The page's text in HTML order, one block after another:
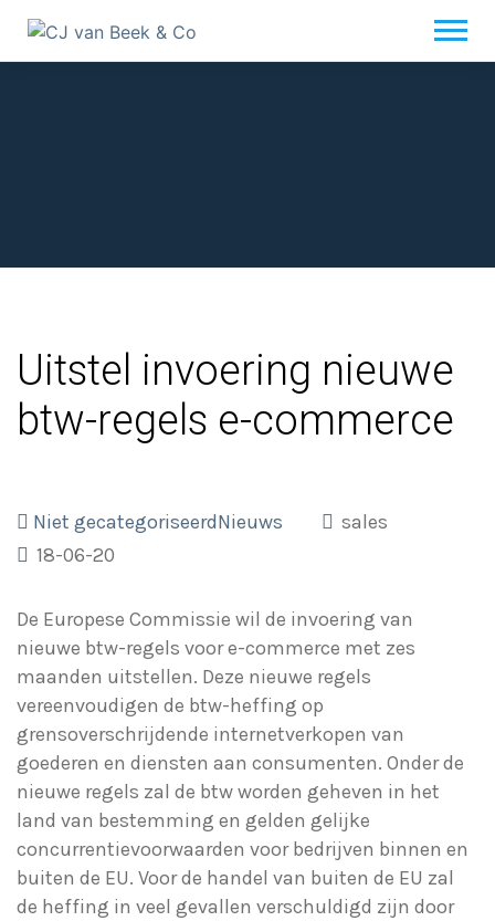
Uitstel invoering nieuwe
btw-regels e-commerce
Niet gecategoriseerdNieuws
sales
18-06-20
De Europese Commissie wil de invoering van
nieuwe btw-regels voor e-commerce met zes
maanden uitstellen. Deze nieuwe regels
vereenvoudigen de btw-heffing op
grensoverschrijdende internetverkopen van
goederen en diensten aan consumenten. Onder de
nieuwe regels zal de btw worden geheven in het
land van bestemming en gelden gelijke
concurrentievoorwaarden voor bedrijven binnen en
buiten de EU. Voor de handel van buiten de EU zal
de heffing in veel gevallen verschuldigd zijn door